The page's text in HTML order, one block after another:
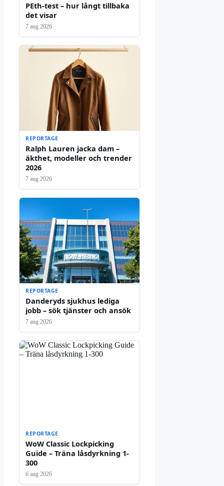
PEth-test – hur långt tillbaka
det visar
7 aug 2026
REPORTAGE
Ralph Lauren jacka dam –
äkthet, modeller och trender
2026
7 aug 2026
REPORTAGE
Danderyds sjukhus lediga
jobb – sök tjänster och ansök
7 aug 2026
REPORTAGE
WoW Classic Lockpicking
Guide – Träna låsdyrkning 1-
300
6 aug 2026